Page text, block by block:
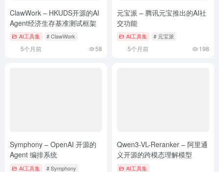
ClawWork – HKUDS开源的AI
Agent经济生存基准测试框架
AI工具集 # ClawWork
5个月前 58
元宝派 – 腾讯元宝推出的AI社
交功能
AI工具集 # 元宝派
5个月前 198
Symphony – OpenAI 开源的
Agent 编排系统
AI工具集 # Symphony
Qwen3-VL-Reranker – 阿里通
义开源的跨模态理解模型
AI工具集